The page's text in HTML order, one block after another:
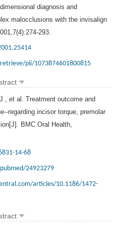
diagnosis and
malocclusions with the invisalign
7(4):274-293.
pii/1073874601800815
J , et al. Treatment outcome and
regarding incisor torque, premolar
BMC Oral Health
14-68
24923279
articles/10.1186/1472-